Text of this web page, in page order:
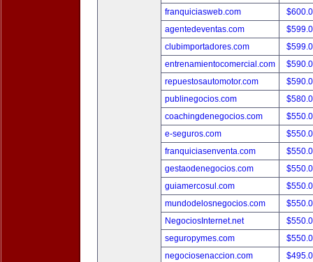
franquiciasweb.com
agentedeventas.com
clubimportadores.com
entrenamientocomercial.com
repuestosautomotor.com
publinegocios.com
coachingdenegocios.com
e-seguros.com
franquiciasenventa.com
gestaodenegocios.com
guiamercosul.com
mundodelosnegocios.com
NegociosInternet.net
seguropymes.com
negociosenaccion.com